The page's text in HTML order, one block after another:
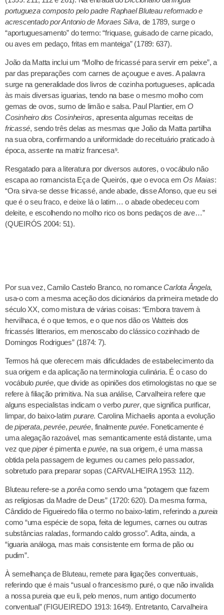
portugueza composto pelo padre Raphael Bluteau reformado e
acrescentado por Antonio de Moraes Silva, de 1789, surge o
“aportuguesamento” do termo: “friquase, guisado de carne picado,
ou aves em pedaço, fritas em manteiga” (1789: 637).
João da Matta inclui um “Molho de fricassé para servir em peixe”, a
par das preparações com carnes de açougue e aves. A palavra
surge na generalidade dos livros de cozinha portugueses, aplicada
às mais diversas iguarias, tendo na base o mesmo molho com
gemas de ovos, sumo de limão e salsa. Paul Plantier, emO
Cosinheiro dos Cosinheiros, apresenta algumas receitas de
fricassé, sendo três delas as mesmas que João da Matta partilha
na sua obra, confirmando a uniformidade do receituário praticado à
época, assente na matriz francesa⁹.
Resgatado para a literatura por diversos autores, o vocábulo não
escapa ao romancista Eça de Queirós, que o evoca emOs Maias:
“Ora sirva-se desse fricassé, ande abade, disse Afonso, que eu sei
que é o seu fraco, e deixe lá o latim… o abade obedeceu com
deleite, e escolhendo no molho rico os bons pedaços de ave…”
(QUEIRÓS 2004: 51).
Por sua vez, Camilo Castelo Branco, no romanceCarlota Ângela,
usa-o com a mesma aceção dos dicionários da primeira metade do
século XX, como mistura de várias coisas: “Embora travem à
hervilhaca, é o que temos, e o que nos dão os Watteis dos
fricassés litterarios, em menoscabo do clássico cozinhado de
Domingos Rodrigues” (1874: 7).
Termos há que oferecem mais dificuldades de estabelecimento da
sua origem e da aplicação na terminologia culinária. É o caso do
vocábulo purée, que divide as opiniões dos etimologistas no que se
refere à filiação primitiva. Na sua análise, Carvalheira refere que
alguns especialistas indicam o verbo purer, que significa purificar,
limpar, do baixo-latim purare. Carolina Michaelis aponta a evolução
depiperata,pevrée,peurée, finalmentepurée. Foneticamente é
uma alegação razoável, mas semanticamente está distante, uma
vez quepiperé pimenta epurée, na sua origem, é uma massa
obtida pela passagem de legumes ou carnes pelo passador,
sobretudo para preparar sopas (CARVALHEIRA 1953: 112).
Bluteau refere-se a porêacomo sendo uma “potagem que fazem
as religiosas da Madre de Deus” (1720: 620). Da mesma forma,
Cândido de Figueiredo filia o termo no baixo-latim, referindo a pureia
como “uma espécie de sopa, feita de legumes, carnes ou outras
substâncias raladas, formando caldo grosso”. Adita, ainda, a
“iguaria análoga, mas mais consistente em forma de pão ou
pudim”.
À semelhança de Bluteau, remete para ligações conventuais,
referindo que é mais “usual o francesismo puré, o que não invalida
a nossa pureia que eu li, pelo menos, num antigo documento
conventual” (FIGUEIREDO 1913: 1649). Entretanto, Carvalheira